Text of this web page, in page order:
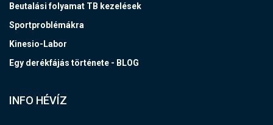
Beutalási folyamat TB kezelések
Sportproblémákra
Kinesio-Labor
Egy derékfájás története - BLOG
INFO HÉVÍZ